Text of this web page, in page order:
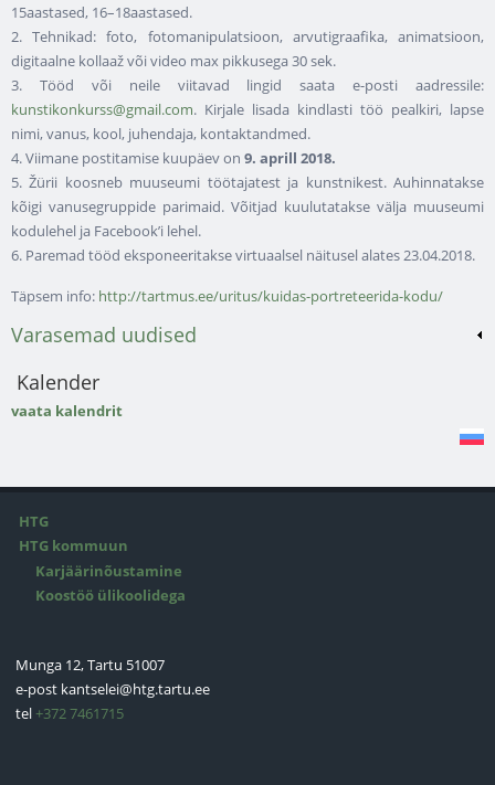
15aastased, 16–18aastased.
2. Tehnikad: foto, fotomanipulatsioon, arvutigraafika, animatsioon,
digitaalne kollaaž või video max pikkusega 30 sek.
3. Tööd või neile viitavad lingid saata e-posti aadressile:
kunstikonkurss@gmail.com. Kirjale lisada kindlasti töö pealkiri, lapse
nimi, vanus, kool, juhendaja, kontaktandmed.
4. Viimane postitamise kuupäev on 9. aprill 2018.
5. Žürii koosneb muuseumi töötajatest ja kunstnikest. Auhinnatakse
kõigi vanusegruppide parimaid. Võitjad kuulutatakse välja muuseumi
kodulehel ja Facebook’i lehel.
6. Paremad tööd eksponeeritakse virtuaalsel näitusel alates 23.04.2018.
Täpsem info: http://tartmus.ee/uritus/kuidas-portreteerida-kodu/
Varasemad uudised
Kalender
vaata kalendrit
HTG
HTG kommuun
Karjäärinõustamine
Koostöö ülikoolidega
Munga 12, Tartu 51007
e-post kantselei@htg.tartu.ee
tel+372 7461715